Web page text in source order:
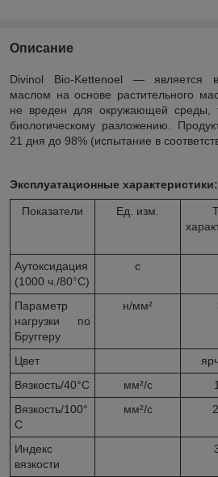
Описание
Divinol Bio-Kettenoel — является
маслом на основе растительного
не вреден для окружающей среды,
биологическому разложению.
21 дня до 98% (испытание в
Эксплуатационные характеристики:
Показатели Ед. изм.
Аутоксидация
(1000 ч./80°С)
с
Параметр
нагрузки по
Бруггеру
н/мм²
Цвет
Вязкость/40°С
мм²/с
Вязкость/100°
С
мм²/с
Индекс
вязкости